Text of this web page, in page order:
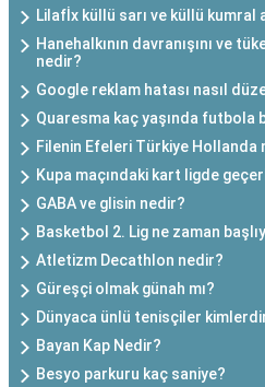
Lilafİx küllü sarı ve küllü kumral
Hanehalkının davranışını ve
nedir?
Google reklam hatası nasıl
Quaresma kaç yaşında futbola
Filenin Efeleri Türkiye Hollanda
Kupa maçındaki kart ligde
GABA ve glisin nedir?
Basketbol 2. Lig ne zaman
Atletizm Decathlon nedir?
Güreşçi olmak günah mı?
Dünyaca ünlü tenisçiler
Bayan Kap Nedir?
Besyo parkuru kaç saniye?